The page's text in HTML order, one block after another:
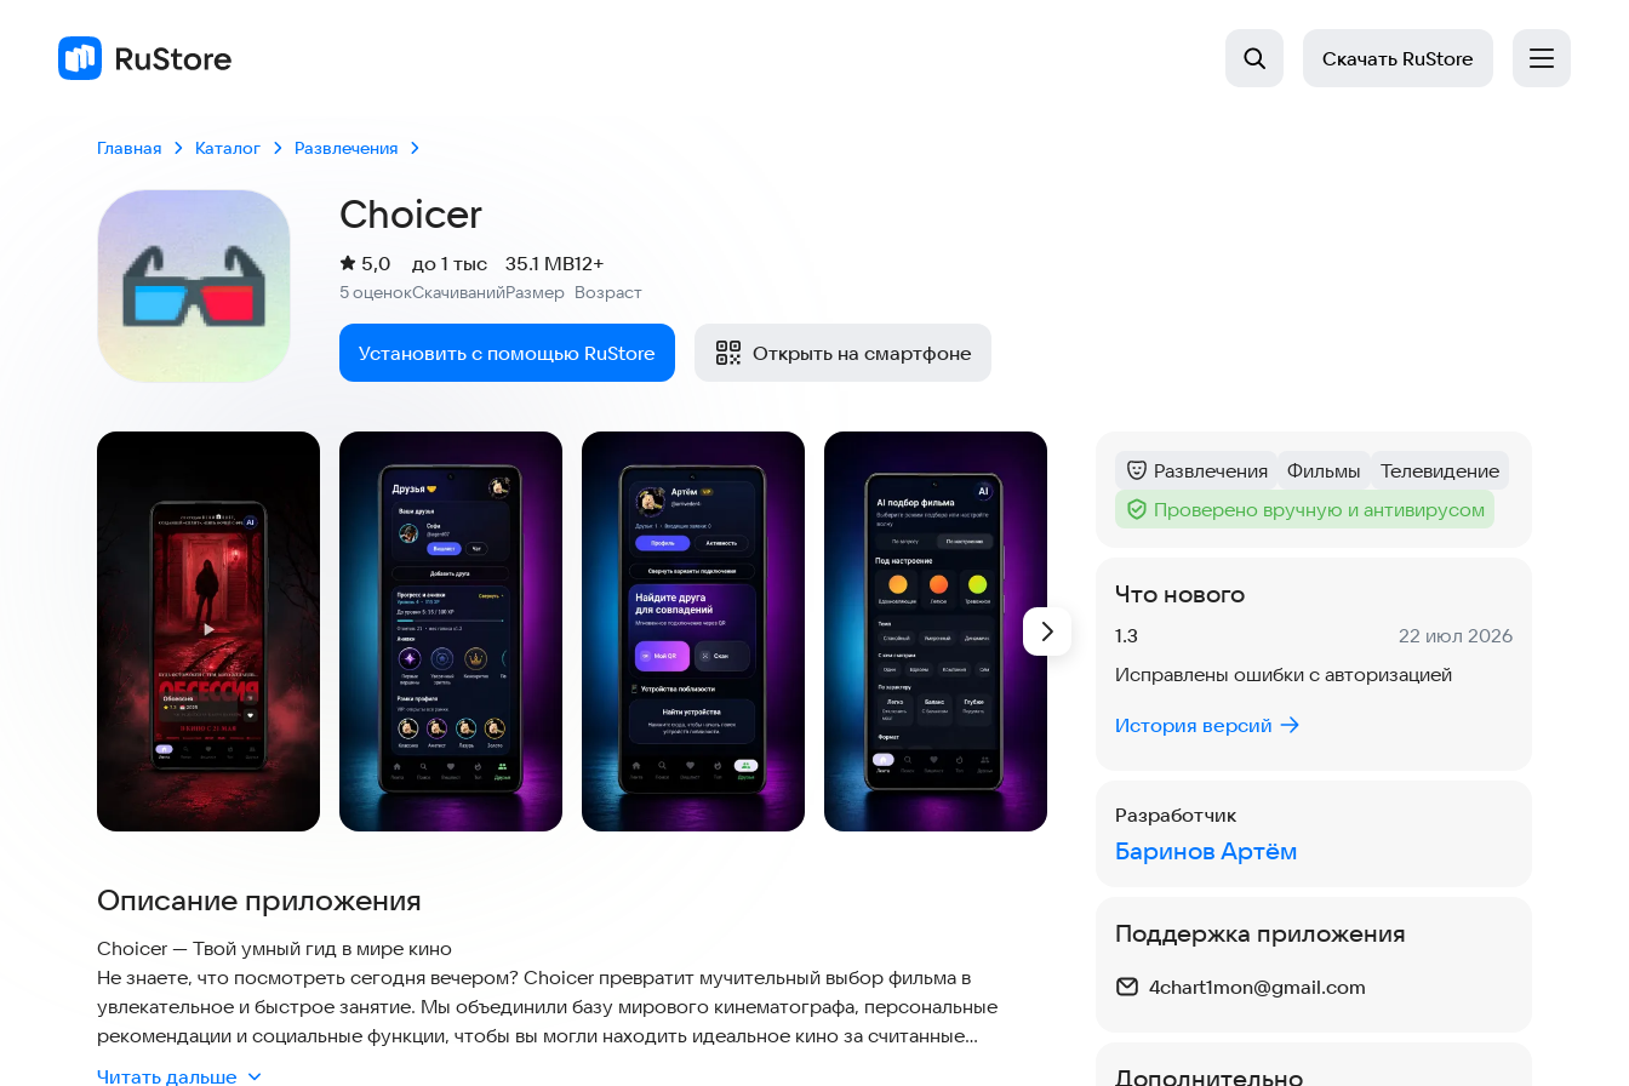
Скачать RuStore
Главная Каталог Развлечения
Choicer
Рейтинг:
5,0
5 оценокСкачиваний
до 1 тыс
Размер
35.1 MB
Возраст
12+
Установить с помощью RuStore Открыть на смартфоне
Скриншоты
Описание приложения
Choicer — Твой умный гид в мире кино
Не знаете, что посмотреть сегодня вечером? Choicer превратит мучительный выбор фильма в
увлекательное и быстрое занятие. Мы объединили базу мирового кинематографа, персональные
рекомендации и социальные функции, чтобы вы могли находить идеальное кино за считанные
секунды.
Читать дальше
Категория :
Развлечения
Тег:
Фильмы
Тег:
Телевидение
Тег :
Проверено вручную и антивирусом
Что нового
Версия:
1.3 Дата:
22 июл 2026
Исправлены ошибки с авторизацией
История версий
Разработчик
Баринов Артём
Поддержка приложения
4chart1mon@gmail.com
Дополнительно